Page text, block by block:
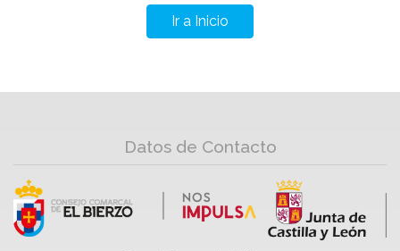
Ir a Inicio
Datos de Contacto